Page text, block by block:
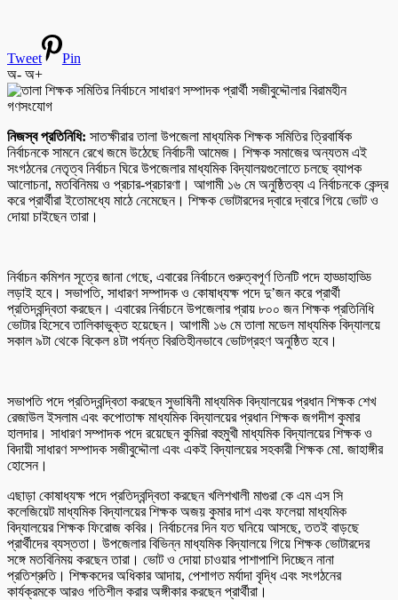
Tweet
Pin
অ- অ+
নিজস্ব প্রতিনিধি: সাতক্ষীরার তালা উপজেলা মাধ্যমিক শিক্ষক সমিতির ত্রিবার্ষিক
নির্বাচনকে সামনে রেখে জমে উঠেছে নির্বাচনী আমেজ। শিক্ষক সমাজের অন্যতম এই
সংগঠনের নেতৃত্ব নির্বাচন ঘিরে উপজেলার মাধ্যমিক বিদ্যালয়গুলোতে চলছে ব্যাপক
আলোচনা, মতবিনিময় ও প্রচার-প্রচারণা। আগামী ১৬ মে অনুষ্ঠিতব্য এ নির্বাচনকে কেন্দ্র
করে প্রার্থীরা ইতোমধ্যে মাঠে নেমেছেন। শিক্ষক ভোটারদের দ্বারে দ্বারে গিয়ে ভোট ও
দোয়া চাইছেন তারা।
নির্বাচন কমিশন সূত্রে জানা গেছে, এবারের নির্বাচনে গুরুত্বপূর্ণ তিনটি পদে হাড্ডাহাড্ডি
লড়াই হবে। সভাপতি, সাধারণ সম্পাদক ও কোষাধ্যক্ষ পদে দু’জন করে প্রার্থী
প্রতিদ্বন্দ্বিতা করছেন। এবারের নির্বাচনে উপজেলার প্রায় ৮০০ জন শিক্ষক প্রতিনিধি
ভোটার হিসেবে তালিকাভুক্ত হয়েছেন। আগামী ১৬ মে তালা মডেল মাধ্যমিক বিদ্যালয়ে
সকাল ৯টা থেকে বিকেল ৪টা পর্যন্ত বিরতিহীনভাবে ভোটগ্রহণ অনুষ্ঠিত হবে।
সভাপতি পদে প্রতিদ্বন্দ্বিতা করছেন সুভাষিনী মাধ্যমিক বিদ্যালয়ের প্রধান শিক্ষক শেখ
রেজাউল ইসলাম এবং কপোতাক্ষ মাধ্যমিক বিদ্যালয়ের প্রধান শিক্ষক জগদীশ কুমার
হালদার। সাধারণ সম্পাদক পদে রয়েছেন কুমিরা বহুমুখী মাধ্যমিক বিদ্যালয়ের শিক্ষক ও
বিদায়ী সাধারণ সম্পাদক সজীবুদ্দৌলা এবং একই বিদ্যালয়ের সহকারী শিক্ষক মো. জাহাঙ্গীর
হোসেন।
এছাড়া কোষাধ্যক্ষ পদে প্রতিদ্বন্দ্বিতা করছেন খলিশখালী মাগুরা কে এম এস সি
কলেজিয়েট মাধ্যমিক বিদ্যালয়ের শিক্ষক অজয় কুমার দাশ এবং ফলেয়া মাধ্যমিক
বিদ্যালয়ের শিক্ষক ফিরোজ কবির। নির্বাচনের দিন যত ঘনিয়ে আসছে, ততই বাড়ছে
প্রার্থীদের ব্যস্ততা। উপজেলার বিভিন্ন মাধ্যমিক বিদ্যালয়ে গিয়ে শিক্ষক ভোটারদের
সঙ্গে মতবিনিময় করছেন তারা। ভোট ও দোয়া চাওয়ার পাশাপাশি দিচ্ছেন নানা
প্রতিশ্রুতি। শিক্ষকদের অধিকার আদায়, পেশাগত মর্যাদা বৃদ্ধি এবং সংগঠনের
কার্যক্রমকে আরও গতিশীল করার অঙ্গীকার করছেন প্রার্থীরা।